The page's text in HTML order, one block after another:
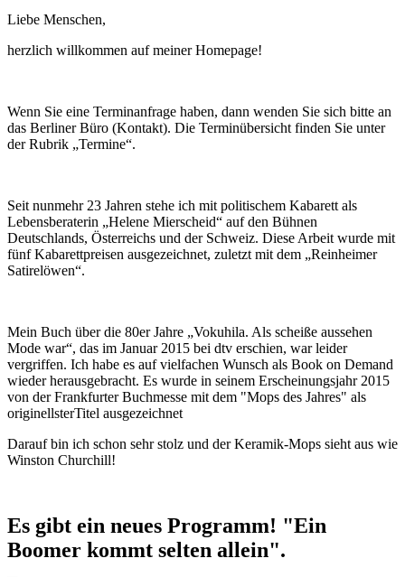
Liebe Menschen,
herzlich willkommen auf meiner Homepage!
Wenn Sie eine Terminanfrage haben, dann wenden Sie sich bitte an
das Berliner Büro (Kontakt). Die Terminübersicht finden Sie unter
der Rubrik „Termine“.
Seit nunmehr 23 Jahren stehe ich mit politischem Kabarett als
Lebensberaterin „Helene Mierscheid“ auf den Bühnen
Deutschlands, Österreichs und der Schweiz. Diese Arbeit wurde mit
fünf Kabarettpreisen ausgezeichnet, zuletzt mit dem „Reinheimer
Satirelöwen“.
Mein Buch über die 80er Jahre „Vokuhila. Als scheiße aussehen
Mode war“, das im Januar 2015 bei dtv erschien, war leider
vergriffen. Ich habe es auf vielfachen Wunsch als Book on Demand
wieder herausgebracht. Es wurde in seinem Erscheinungsjahr 2015
von der Frankfurter Buchmesse mit dem "Mops des Jahres" als
originellsterTitel ausgezeichnet
Darauf bin ich schon sehr stolz und der Keramik-Mops sieht aus wie
Winston Churchill!
Es gibt ein neues Programm! "Ein
Boomer kommt selten allein".